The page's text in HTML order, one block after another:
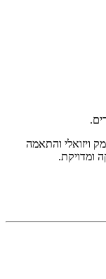
ויזואלי והתאמה